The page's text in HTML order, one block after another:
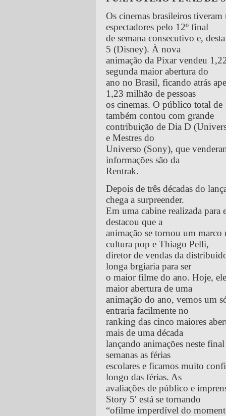
Os cinemas brasileiros
espectadores pelo 12º final
de semana consecutivo e,
5 (Disney). À nova
animação da Pixar vendeu
segunda maior abertura do
ano no Brasil, ficando atrás
1,23 milhão de pessoas
os cinemas. O público total
também contou com grande
contribuição de Dia D
e Mestres do
Universo (Sony), que
informações são da
Rentrak.
Depois de três décadas do
chega a surpreender.
Em uma cabine realizada
destacou que a
animação se tornou um
cultura pop e Thiago Pelli,
diretor de vendas da
longa brgiaria para ser
o maior filme do ano. Hoje,
maior abertura de uma
animação do ano, vemos um
entraria facilmente no
ranking das cinco maiores
mais de uma década
lançando animações neste
semanas as férias
escolares e ficamos muito
longo das férias. As
avaliações de público e
Story 5′ está se tornando
“ofilme imperdível do